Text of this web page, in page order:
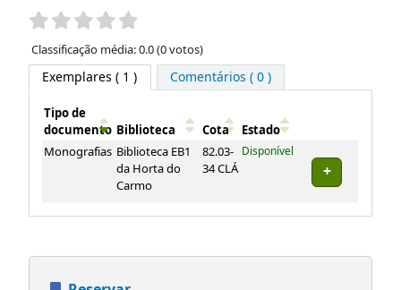
Pontuação
Classificação média: 0.0 (0 votos)
Exemplares ( 1 ) Comentários ( 0 )
Exemplares
Tipo de
documento Biblioteca Cota
Estado
Monografias Biblioteca EB1
da Horta do
Carmo
82.03-
34 CLÁ
Disponível